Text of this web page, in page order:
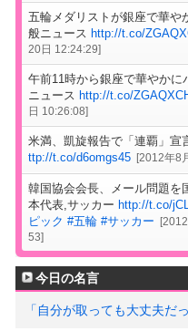
五輪メダリストが銀座で華や
般ニュース http://t.co/
20日 12:24:29]
午前11時から銀座で華やかに
ニュース http://t.co/
日 10:26:08]
米満、凱旋報告で「連覇」宣
ttp://t.co/d6omgs45 [2012年8
韓国協会会長、メール問題
本代表,サッカー http://t.co/
ピック #五輪 #サッカー [
53]
今日の名言
「自分が取っても大丈夫だ